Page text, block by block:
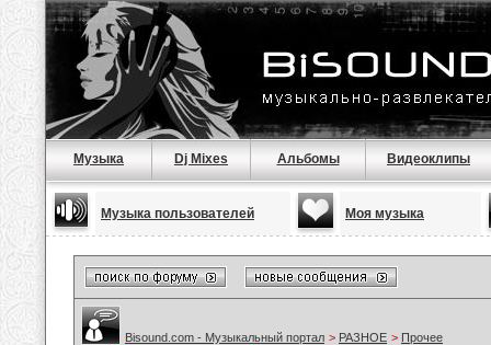
Музыка Dj Mixes Альбомы Видеоклипы
Музыка пользователей Моя музыка
Bisound.com - Музыкальный портал > РАЗНОЕ > Прочее